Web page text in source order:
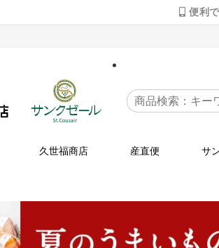
便利
久世福商店 産直便 サ